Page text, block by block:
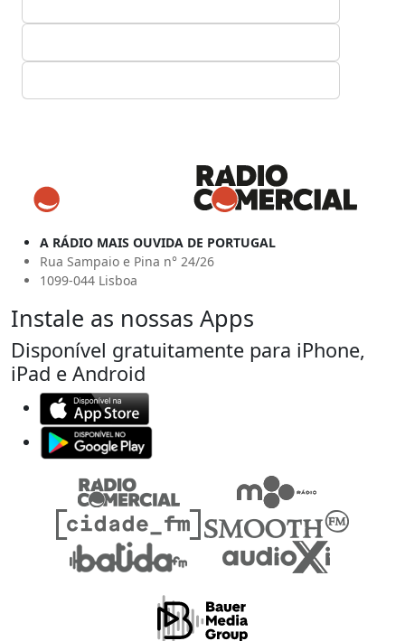
A RÁDIO MAIS OUVIDA DE PORTUGAL
Rua Sampaio e Pina n° 24/26
1099-044 Lisboa
Instale as nossas Apps
Disponível gratuitamente para iPhone,
iPad e Android